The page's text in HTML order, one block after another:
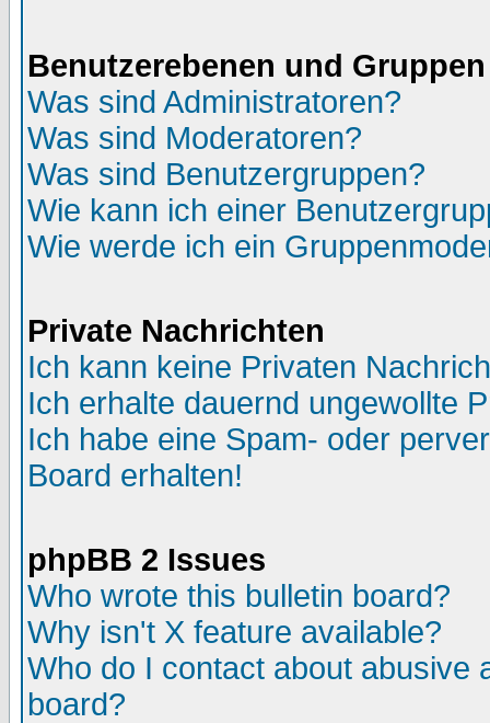
Benutzerebenen und Gruppen
Was sind Administratoren?
Was sind Moderatoren?
Was sind Benutzergruppen?
Wie kann ich einer
Wie werde ich ein
Private Nachrichten
Ich kann keine Privaten
Ich erhalte dauernd ungewollte
Ich habe eine Spam- oder
Board erhalten!
phpBB 2 Issues
Who wrote this bulletin board?
Why isn't X feature available?
Who do I contact about abusive
board?